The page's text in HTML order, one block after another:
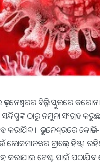
ବିଭିନ୍ନ ସ୍କୁଲରେ
ଠାରୁ ନମୁନା ସଂଗ୍ରହ
କରାଯିବ । ଭୁବନେଶ୍ୱରରେ
ଟ୍ରାଭେଲ୍ ହିଷ୍ଟ୍ରୀ
କରାଯାଇ ଟେଷ୍ଟ ପାଇଁ